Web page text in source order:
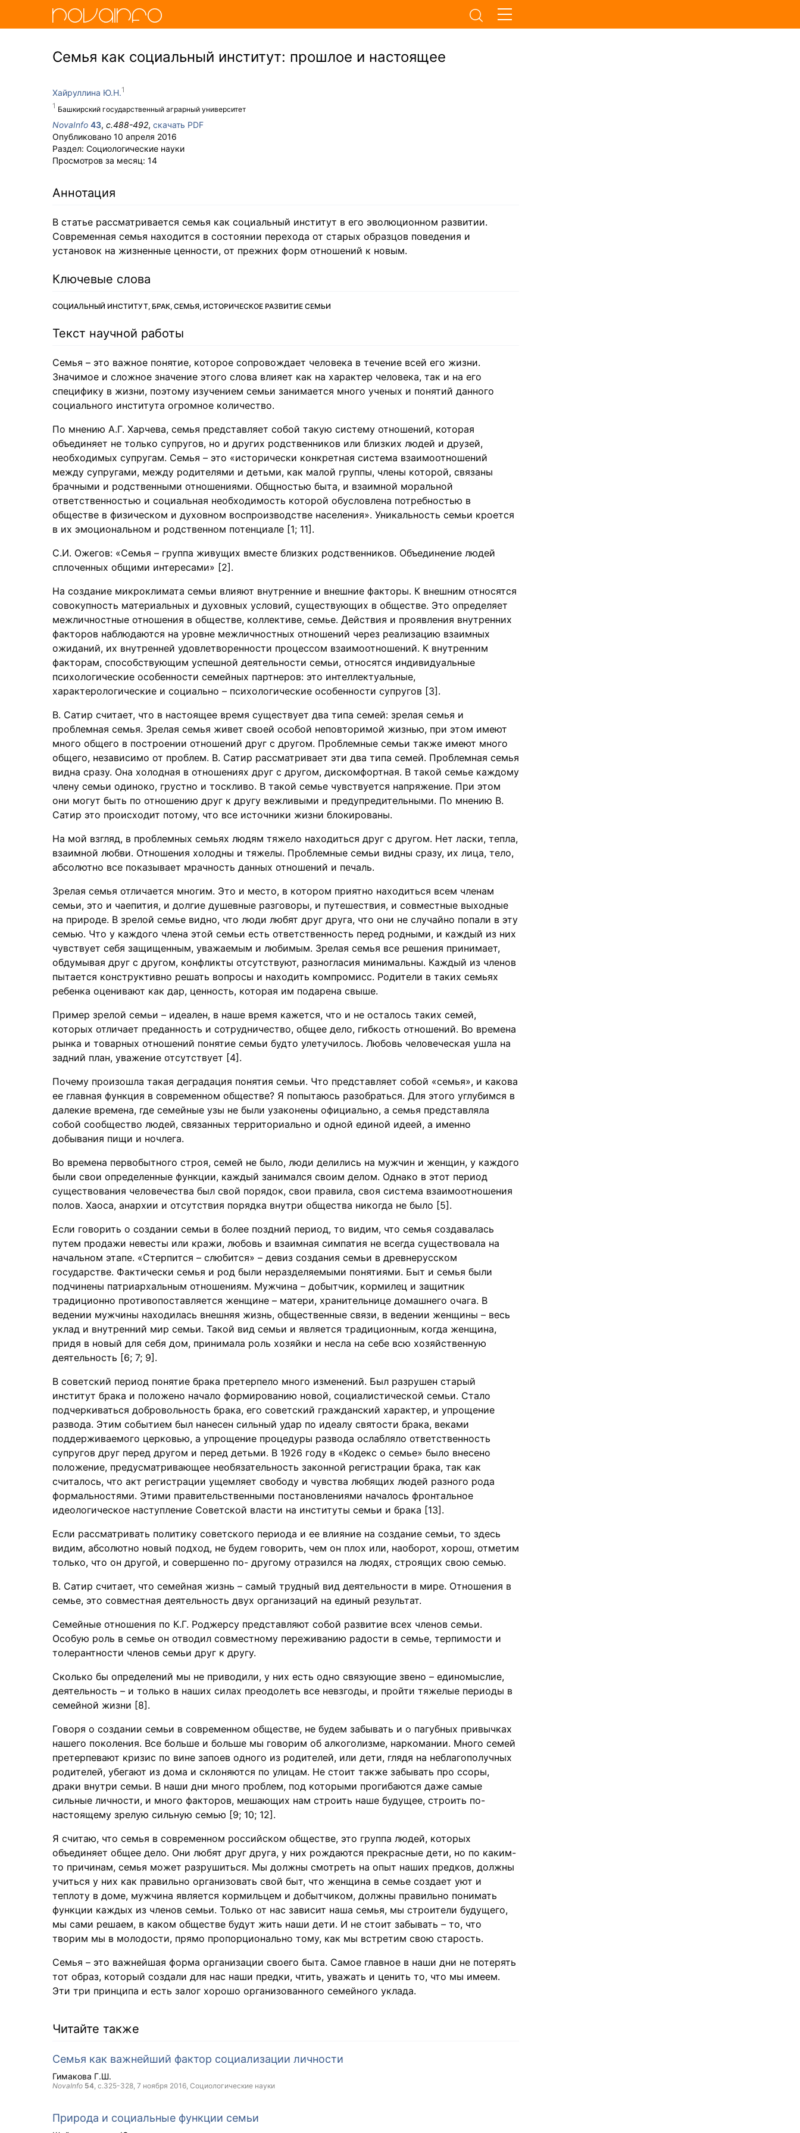
Семья как социальный институт: прошлое и настоящее
Хайруллина Ю.Н.
Башкирский государственный аграрный университет
NovaInfo 43, с.488-492, скачать PDF
Опубликовано 10 апреля 2016
Раздел: Социологические науки
Просмотров за месяц: 14
Аннотация
В статье рассматривается семья как социальный институт в его эволюционном развитии.
Современная семья находится в состоянии перехода от старых образцов поведения и
установок на жизненные ценности, от прежних форм отношений к новым.
Ключевые слова
СОЦИАЛЬНЫЙ ИНСТИТУТ, БРАК, СЕМЬЯ, ИСТОРИЧЕСКОЕ РАЗВИТИЕ СЕМЬИ
Текст научной работы
Семья – это важное понятие, которое сопровождает человека в течение всей его жизни.
Значимое и сложное значение этого слова влияет как на характер человека, так и на его
специфику в жизни, поэтому изучением семьи занимается много ученых и понятий данного
социального института огромное количество.
По мнению А.Г. Харчева, семья представляет собой такую систему отношений, которая
объединяет не только супругов, но и других родственников или близких людей и друзей,
необходимых супругам. Семья – это «исторически конкретная система взаимоотношений
между супругами, между родителями и детьми, как малой группы, члены которой, связаны
брачными и родственными отношениями. Общностью быта, и взаимной моральной
ответственностью и социальная необходимость которой обусловлена потребностью в
обществе в физическом и духовном воспроизводстве населения». Уникальность семьи кроется
в их эмоциональном и родственном потенциале [1; 11].
С.И. Ожегов: «Семья – группа живущих вместе близких родственников. Объединение людей
сплоченных общими интересами» [2].
На создание микроклимата семьи влияют внутренние и внешние факторы. К внешним относятся
совокупность материальных и духовных условий, существующих в обществе. Это определяет
межличностные отношения в обществе, коллективе, семье. Действия и проявления внутренних
факторов наблюдаются на уровне межличностных отношений через реализацию взаимных
ожиданий, их внутренней удовлетворенности процессом взаимоотношений. К внутренним
факторам, способствующим успешной деятельности семьи, относятся индивидуальные
психологические особенности семейных партнеров: это интеллектуальные,
характерологические и социально – психологические особенности супругов [3].
В. Сатир считает, что в настоящее время существует два типа семей: зрелая семья и
проблемная семья. Зрелая семья живет своей особой неповторимой жизнью, при этом имеют
много общего в построении отношений друг с другом. Проблемные семьи также имеют много
общего, независимо от проблем. В. Сатир рассматривает эти два типа семей. Проблемная семья
видна сразу. Она холодная в отношениях друг с другом, дискомфортная. В такой семье каждому
члену семьи одиноко, грустно и тоскливо. В такой семье чувствуется напряжение. При этом
они могут быть по отношению друг к другу вежливыми и предупредительными. По мнению В.
Сатир это происходит потому, что все источники жизни блокированы.
На мой взгляд, в проблемных семьях людям тяжело находиться друг с другом. Нет ласки, тепла,
взаимной любви. Отношения холодны и тяжелы. Проблемные семьи видны сразу, их лица, тело,
абсолютно все показывает мрачность данных отношений и печаль.
Зрелая семья отличается многим. Это и место, в котором приятно находиться всем членам
семьи, это и чаепития, и долгие душевные разговоры, и путешествия, и совместные выходные
на природе. В зрелой семье видно, что люди любят друг друга, что они не случайно попали в эту
семью. Что у каждого члена этой семьи есть ответственность перед родными, и каждый из них
чувствует себя защищенным, уважаемым и любимым. Зрелая семья все решения принимает,
обдумывая друг с другом, конфликты отсутствуют, разногласия минимальны. Каждый из членов
пытается конструктивно решать вопросы и находить компромисс. Родители в таких семьях
ребенка оценивают как дар, ценность, которая им подарена свыше.
Пример зрелой семьи – идеален, в наше время кажется, что и не осталось таких семей,
которых отличает преданность и сотрудничество, общее дело, гибкость отношений. Во времена
рынка и товарных отношений понятие семьи будто улетучилось. Любовь человеческая ушла на
задний план, уважение отсутствует [4].
Почему произошла такая деградация понятия семьи. Что представляет собой «семья», и какова
ее главная функция в современном обществе? Я попытаюсь разобраться. Для этого углубимся в
далекие времена, где семейные узы не были узаконены официально, а семья представляла
собой сообщество людей, связанных территориально и одной единой идеей, а именно
добывания пищи и ночлега.
Во времена первобытного строя, семей не было, люди делились на мужчин и женщин, у каждого
были свои определенные функции, каждый занимался своим делом. Однако в этот период
существования человечества был свой порядок, свои правила, своя система взаимоотношения
полов. Хаоса, анархии и отсутствия порядка внутри общества никогда не было [5].
Если говорить о создании семьи в более поздний период, то видим, что семья создавалась
путем продажи невесты или кражи, любовь и взаимная симпатия не всегда существовала на
начальном этапе. «Стерпится – слюбится» – девиз создания семьи в древнерусском
государстве. Фактически семья и род были неразделяемыми понятиями. Быт и семья были
подчинены патриархальным отношениям. Мужчина – добытчик, кормилец и защитник
традиционно противопоставляется женщине – матери, хранительнице домашнего очага. В
ведении мужчины находилась внешняя жизнь, общественные связи, в ведении женщины – весь
уклад и внутренний мир семьи. Такой вид семьи и является традиционным, когда женщина,
придя в новый для себя дом, принимала роль хозяйки и несла на себе всю хозяйственную
деятельность [6; 7; 9].
В советский период понятие брака претерпело много изменений. Был разрушен старый
институт брака и положено начало формированию новой, социалистической семьи. Стало
подчеркиваться добровольность брака, его советский гражданский характер, и упрощение
развода. Этим событием был нанесен сильный удар по идеалу святости брака, веками
поддерживаемого церковью, а упрощение процедуры развода ослабляло ответственность
супругов друг перед другом и перед детьми. В 1926 году в «Кодекс о семье» было внесено
положение, предусматривающее необязательность законной регистрации брака, так как
считалось, что акт регистрации ущемляет свободу и чувства любящих людей разного рода
формальностями. Этими правительственными постановлениями началось фронтальное
идеологическое наступление Советской власти на институты семьи и брака [13].
Если рассматривать политику советского периода и ее влияние на создание семьи, то здесь
видим, абсолютно новый подход, не будем говорить, чем он плох или, наоборот, хорош, отметим
только, что он другой, и совершенно по- другому отразился на людях, строящих свою семью.
В. Сатир считает, что семейная жизнь – самый трудный вид деятельности в мире. Отношения в
семье, это совместная деятельность двух организаций на единый результат.
Семейные отношения по К.Г. Роджерсу представляют собой развитие всех членов семьи.
Особую роль в семье он отводил совместному переживанию радости в семье, терпимости и
толерантности членов семьи друг к другу.
Сколько бы определений мы не приводили, у них есть одно связующие звено – единомыслие,
деятельность – и только в наших силах преодолеть все невзгоды, и пройти тяжелые периоды в
семейной жизни [8].
Говоря о создании семьи в современном обществе, не будем забывать и о пагубных привычках
нашего поколения. Все больше и больше мы говорим об алкоголизме, наркомании. Много семей
претерпевают кризис по вине запоев одного из родителей, или дети, глядя на неблагополучных
родителей, убегают из дома и склоняются по улицам. Не стоит также забывать про ссоры,
драки внутри семьи. В наши дни много проблем, под которыми прогибаются даже самые
сильные личности, и много факторов, мешающих нам строить наше будущее, строить по-
настоящему зрелую сильную семью [9; 10; 12].
Я считаю, что семья в современном российском обществе, это группа людей, которых
объединяет общее дело. Они любят друг друга, у них рождаются прекрасные дети, но по каким-
то причинам, семья может разрушиться. Мы должны смотреть на опыт наших предков, должны
учиться у них как правильно организовать свой быт, что женщина в семье создает уют и
теплоту в доме, мужчина является кормильцем и добытчиком, должны правильно понимать
функции каждых из членов семьи. Только от нас зависит наша семья, мы строители будущего,
мы сами решаем, в каком обществе будут жить наши дети. И не стоит забывать – то, что
творим мы в молодости, прямо пропорционально тому, как мы встретим свою старость.
Семья – это важнейшая форма организации своего быта. Самое главное в наши дни не потерять
тот образ, который создали для нас наши предки, чтить, уважать и ценить то, что мы имеем.
Эти три принципа и есть залог хорошо организованного семейного уклада.
Читайте также
Семья как важнейший фактор социализации личности
Гимакова Г.Ш.
NovaInfo 54, с.325-328, 7 ноября 2016, Социологические науки
Природа и социальные функции семьи